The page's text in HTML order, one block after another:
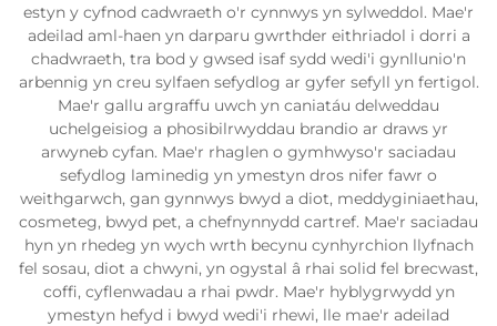
estyn y cyfnod cadwraeth o'r cynnwys yn sylweddol. Mae'r
adeilad aml-haen yn darparu gwrthder eithriadol i dorri a
chadwraeth, tra bod y gwsed isaf sydd wedi'i gynllunio'n
arbennig yn creu sylfaen sefydlog ar gyfer sefyll yn fertigol.
Mae'r gallu argraffu uwch yn caniatáu delweddau
uchelgeisiog a phosibilrwyddau brandio ar draws yr
arwyneb cyfan. Mae'r rhaglen o gymhwyso'r saciadau
sefydlog laminedig yn ymestyn dros nifer fawr o
weithgarwch, gan gynnwys bwyd a diot, meddyginiaethau,
cosmeteg, bwyd pet, a chefnynnydd cartref. Mae'r saciadau
hyn yn rhedeg yn wych wrth becynu cynhyrchion llyfnach
fel sosau, diot a chwyni, yn ogystal â rhai solid fel brecwast,
coffi, cyflenwadau a rhai pwdr. Mae'r hyblygrwydd yn
ymestyn hefyd i bwyd wedi'i rhewi, lle mae'r adeilad